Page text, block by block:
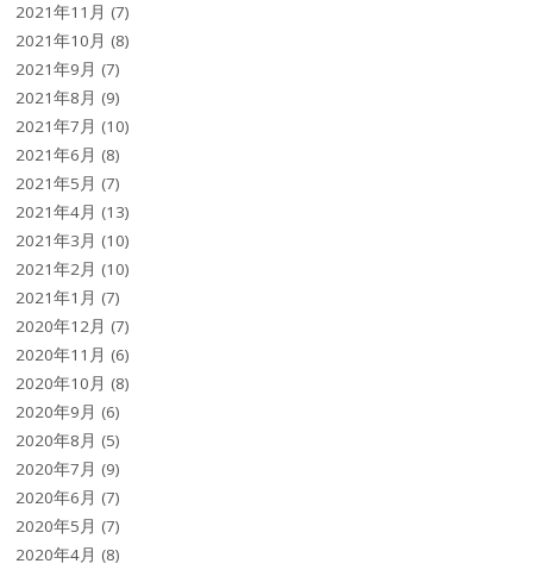
2021年11月 (7)
2021年10月 (8)
2021年9月 (7)
2021年8月 (9)
2021年7月 (10)
2021年6月 (8)
2021年5月 (7)
2021年4月 (13)
2021年3月 (10)
2021年2月 (10)
2021年1月 (7)
2020年12月 (7)
2020年11月 (6)
2020年10月 (8)
2020年9月 (6)
2020年8月 (5)
2020年7月 (9)
2020年6月 (7)
2020年5月 (7)
2020年4月 (8)